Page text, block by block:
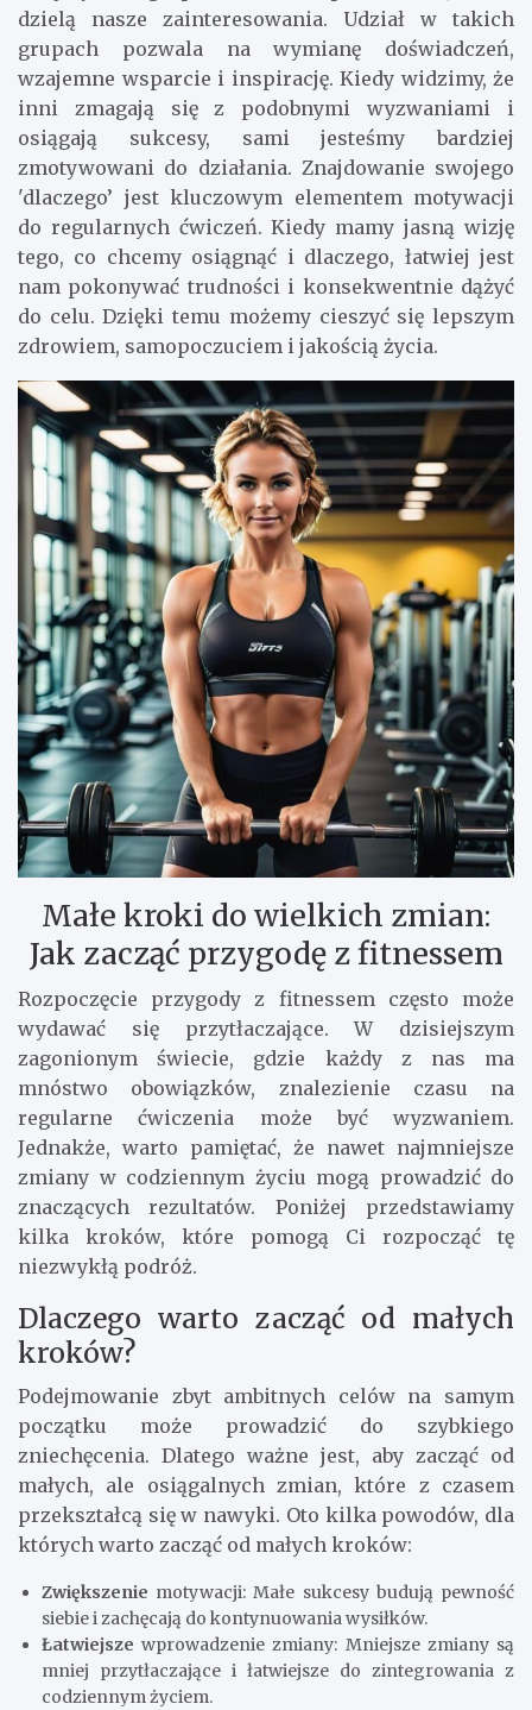
dzielą nasze zainteresowania. Udział w takich
grupach pozwala na wymianę doświadczeń,
wzajemne wsparcie i inspirację. Kiedy widzimy, że
inni zmagają się z podobnymi wyzwaniami i
osiągają sukcesy, sami jesteśmy bardziej
zmotywowani do działania. Znajdowanie swojego
'dlaczego’ jest kluczowym elementem motywacji
do regularnych ćwiczeń. Kiedy mamy jasną wizję
tego, co chcemy osiągnąć i dlaczego, łatwiej jest
nam pokonywać trudności i konsekwentnie dążyć
do celu. Dzięki temu możemy cieszyć się lepszym
zdrowiem, samopoczuciem i jakością życia.
Małe kroki do wielkich zmian:
Jak zacząć przygodę z fitnessem
Rozpoczęcie przygody z fitnessem często może
wydawać się przytłaczające. W dzisiejszym
zagonionym świecie, gdzie każdy z nas ma
mnóstwo obowiązków, znalezienie czasu na
regularne ćwiczenia może być wyzwaniem.
Jednakże, warto pamiętać, że nawet najmniejsze
zmiany w codziennym życiu mogą prowadzić do
znaczących rezultatów. Poniżej przedstawiamy
kilka kroków, które pomogą Ci rozpocząć tę
niezwykłą podróż.
Dlaczego warto zacząć od małych
kroków?
Podejmowanie zbyt ambitnych celów na samym
początku może prowadzić do szybkiego
zniechęcenia. Dlatego ważne jest, aby zacząć od
małych, ale osiągalnych zmian, które z czasem
przekształcą się w nawyki. Oto kilka powodów, dla
których warto zacząć od małych kroków:
Zwiększenie motywacji: Małe sukcesy budują pewność
siebie i zachęcają do kontynuowania wysiłków.
Łatwiejsze wprowadzenie zmiany: Mniejsze zmiany są
mniej przytłaczające i łatwiejsze do zintegrowania z
codziennym życiem.